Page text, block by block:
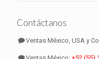
Contáctanos
Ventas México, USA y